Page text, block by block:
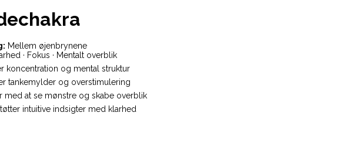
Mellem øjenbrynene
· Fokus · Mentalt overblik
koncentration og mental struktur
tankemylder og overstimulering
med at se mønstre og skabe overblik
intuitive indsigter med klarhed